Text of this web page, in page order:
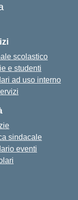
scolastico
e studenti
ad uso interno
sindacale
eventi